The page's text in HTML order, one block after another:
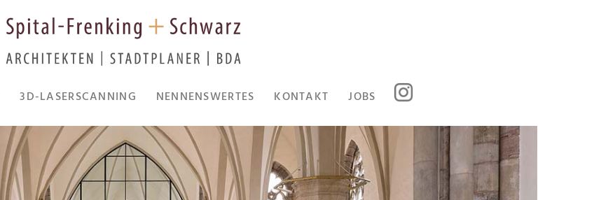
3D-LASERSCANNING NENNENSWERTES KONTAKT JOBS